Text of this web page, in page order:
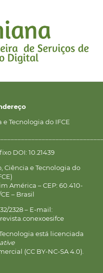
e Tecnologia do IFCE
DOI: 10.21439
Ciência e Tecnologia do
América – CEP: 60.410-
– Brasil
2328 – E-mail:
está licenciada
(CC BY-NC-SA 4.0).